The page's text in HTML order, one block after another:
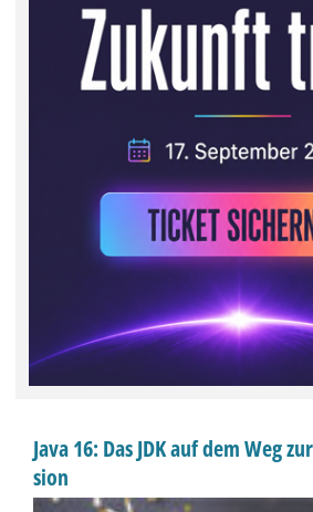
Java 16: Das JDK auf dem Weg
sion